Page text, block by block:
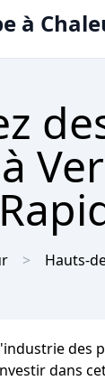
à
Hauts-
des
dans